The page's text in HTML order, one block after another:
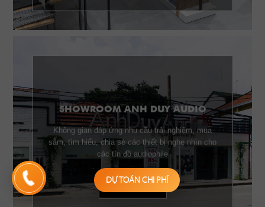
SHOWROOM ANH DUY AUDIO
Không gian đáp ứng nhu cầu trải nghiệm, mua
sắm, tìm hiểu, chia sẻ các thiết bị nghe nhìn cho
các tín đồ audiophile
Chi tiết
DỰ TOÁN CHI PHÍ